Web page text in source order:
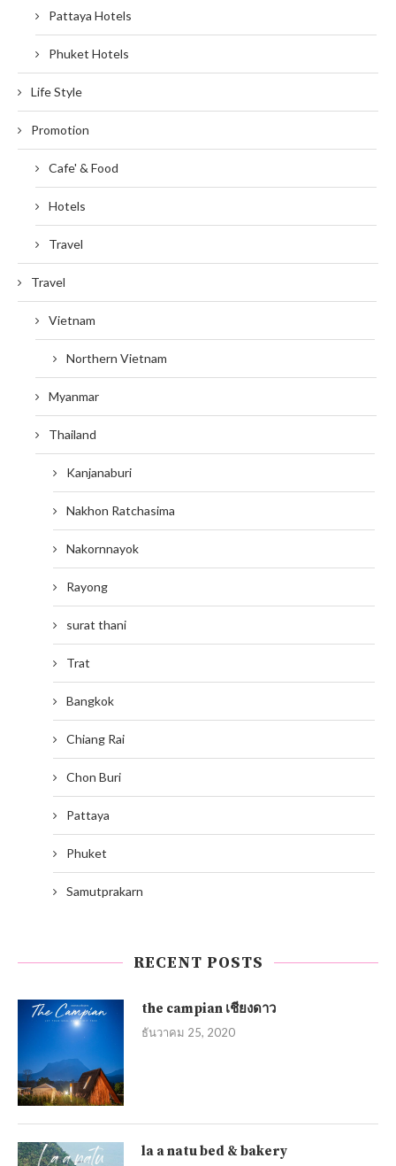
Pattaya Hotels
Phuket Hotels
Life Style
Promotion
Cafe' & Food
Hotels
Travel
Travel
Vietnam
Northern Vietnam
Myanmar
Thailand
Kanjanaburi
Nakhon Ratchasima
Nakornnayok
Rayong
surat thani
Trat
Bangkok
Chiang Rai
Chon Buri
Pattaya
Phuket
Samutprakarn
RECENT POSTS
the campian เชียงดาว
ธันวาคม 25, 2020
la a natu bed & bakery